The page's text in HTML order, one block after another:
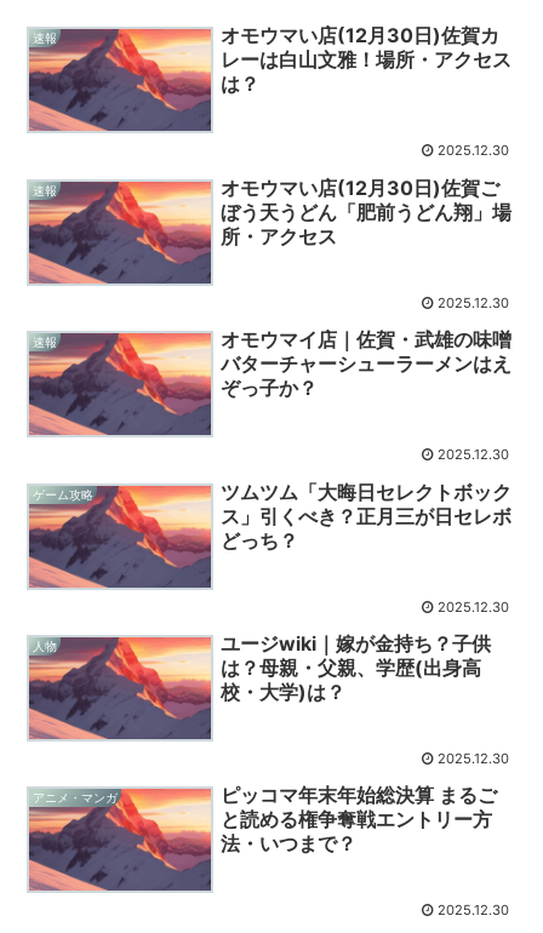
速報
オモウマい店(12月30日)佐賀カ
レーは白山文雅！場所・アクセス
は？
2025.12.30
速報
オモウマい店(12月30日)佐賀ご
ぼう天うどん「肥前うどん翔」場
所・アクセス
2025.12.30
速報
オモウマイ店｜佐賀・武雄の味噌
バターチャーシューラーメンはえ
ぞっ子か？
2025.12.30
ゲーム攻略
ツムツム「大晦日セレクトボック
ス」引くべき？正月三が日セレボ
どっち？
2025.12.30
人物
ユージwiki｜嫁が金持ち？子供
は？母親・父親、学歴(出身高
校・大学)は？
2025.12.30
アニメ・マンガ
ピッコマ年末年始総決算 まるご
と読める権争奪戦エントリー方
法・いつまで？
2025.12.30